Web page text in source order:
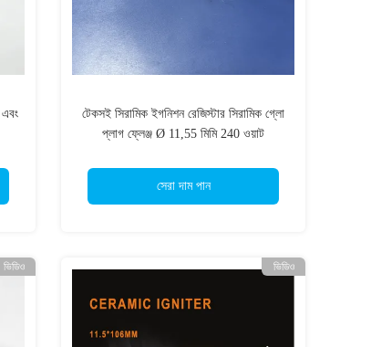
টেকসই সিরামিক ইগনিশন রেজিস্টার সিরামিক গ্লো
প্লাগ ফ্লেঞ্জ Ø 11,55 মিমি 240 ওয়াট
সেরা দাম পান
ভিডিও ভিডিও